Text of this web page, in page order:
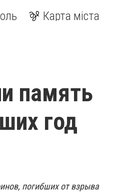
Карта міста
память
год
погибших от взрыва